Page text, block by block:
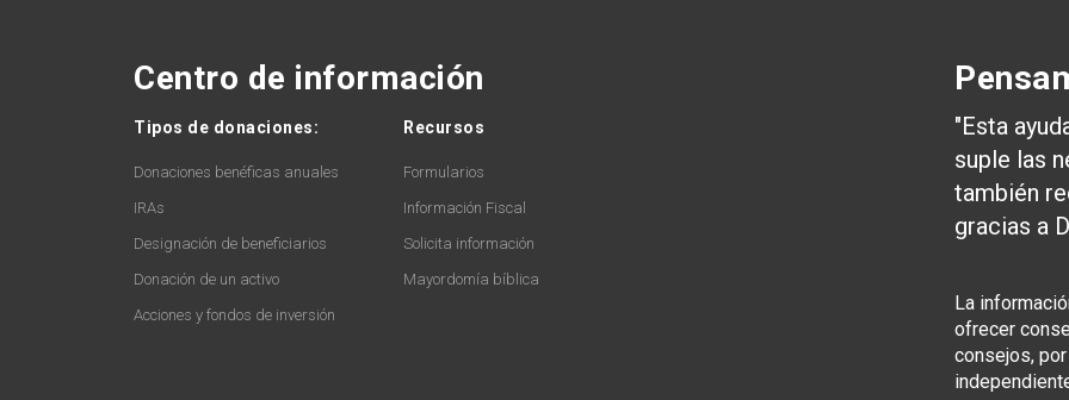
Centro de información
Tipos de donaciones:
Donaciones benéficas anuales
IRAs
Designación de beneficiarios
Donación de un activo
Acciones y fondos de inversión
Recursos
Formularios
Información Fiscal
Solicita información
Mayordomía bíblica
"Esta
suple las
también
gracias a
La
ofrecer
consejos,